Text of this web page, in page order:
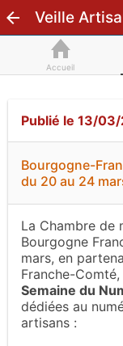
Veille
Accueil
Publié le 13/
Bourgogne-
du 20 au 24
La Chambre de
Bourgogne
mars, en
Franche-
Semaine du
dédiées au
artisans :